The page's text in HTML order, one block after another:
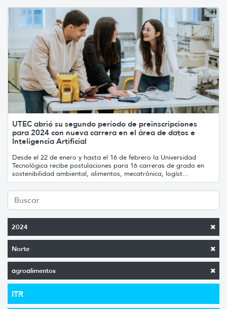
2024
Norte
agroalimentos
ITR
UTEC abrió su segundo período de preinscripciones
para 2024 con nueva carrera en el área de datos e
Inteligencia Artificial
Desde el 22 de enero y hasta el 16 de febrero la Universidad
Tecnológica recibe postulaciones para 16 carreras de grado en
sostenibilidad ambiental, alimentos, mecatrónica, logíst...